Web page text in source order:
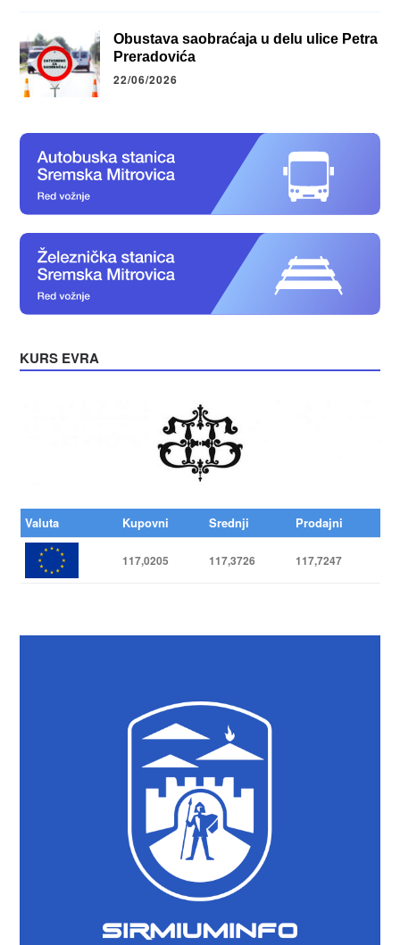
Obustava saobraćaja u delu ulice Petra
Preradovića
22/06/2026
KURS EVRA
Valuta Kupovni Srednji Prodajni
117,0205 117,3726 117,7247